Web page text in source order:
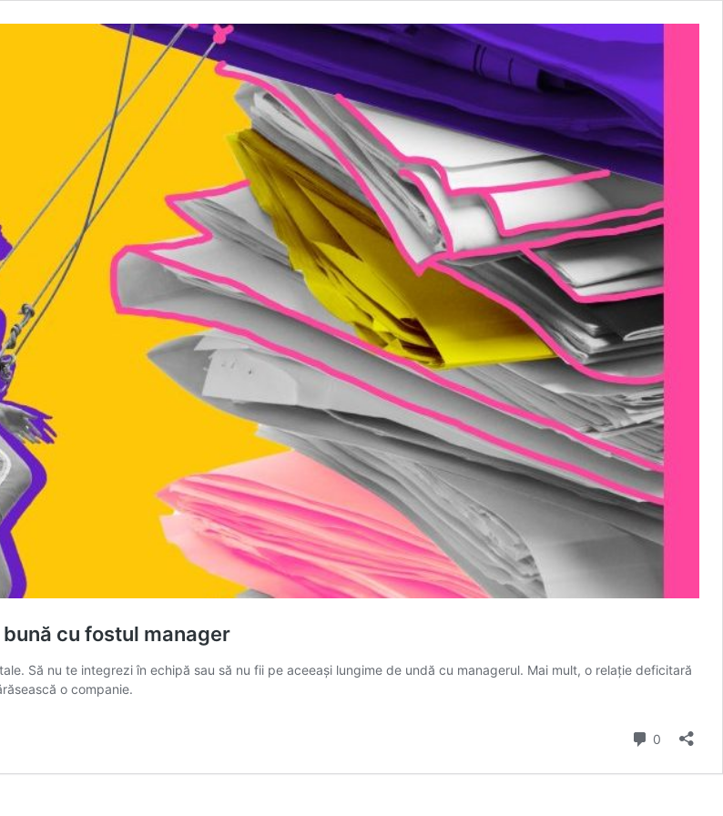
cu fostul manager
Să nu te integrezi în echipă sau să nu fii pe aceeași lungime de undă cu managerul. Mai mult, o relație deficitară
o companie.
0 Comments